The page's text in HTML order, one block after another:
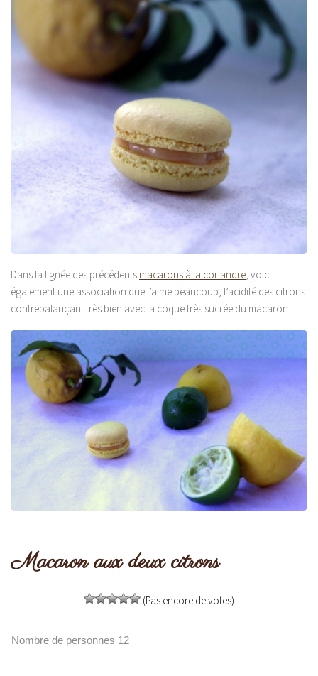
Dans la lignée des précédents macarons à la coriandre, voici
également une association que j’aime beaucoup, l’acidité des citrons
contrebalançant très bien avec la coque très sucrée du macaron.
Macaron aux deux citrons
(Pas encore de votes)
Nombre de personnes 12